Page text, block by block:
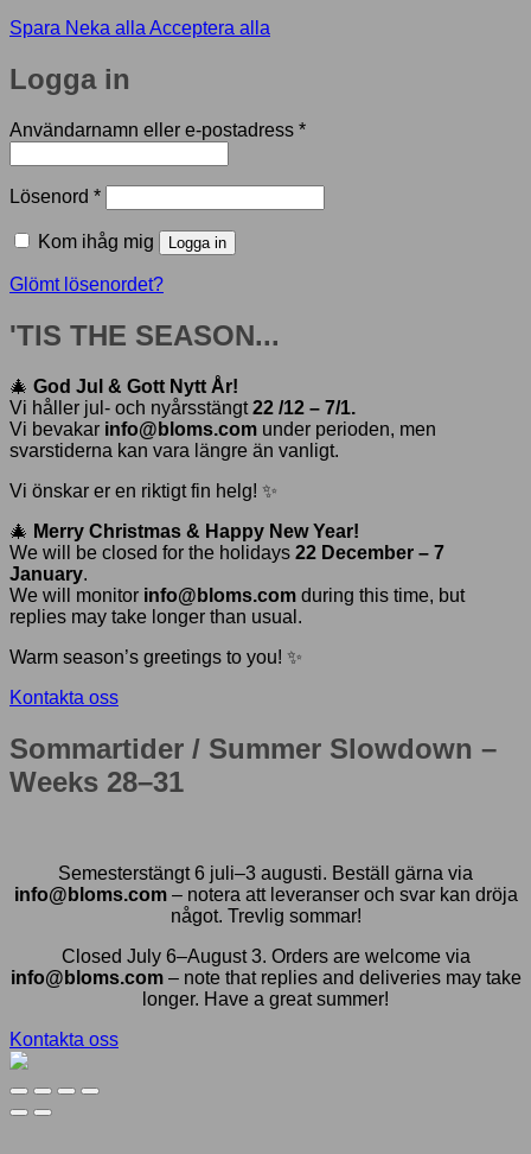
Spara Neka alla Acceptera alla
Logga in
Användarnamn eller e-postadress *Obligatoriskt
Lösenord *Obligatoriskt
Kom ihåg mig Logga in
Glömt lösenordet?
'TIS THE SEASON...
🎄 God Jul & Gott Nytt År!
Vi håller jul- och nyårsstängt22 /12 – 7/1.
Vi bevakar info@bloms.com under perioden, men
svarstiderna kan vara längre än vanligt.
Vi önskar er en riktigt fin helg! ✨
🎄 Merry Christmas & Happy New Year!
We will be closed for the holidays 22 December – 7
January.
We will monitor info@bloms.com during this time, but
replies may take longer than usual.
Warm season’s greetings to you! ✨
Kontakta oss
Sommartider / Summer Slowdown –
Weeks 28–31
Semesterstängt 6 juli–3 augusti. Beställ gärna via
info@bloms.com– notera att leveranser och svar kan dröja
något. Trevlig sommar!
Closed July 6–August 3. Orders are welcome via
info@bloms.com– note that replies and deliveries may take
longer. Have a great summer!
Kontakta oss